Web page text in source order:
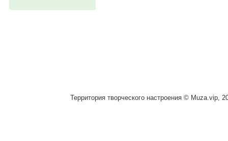
Территория творческого настроения © Muza.vip,